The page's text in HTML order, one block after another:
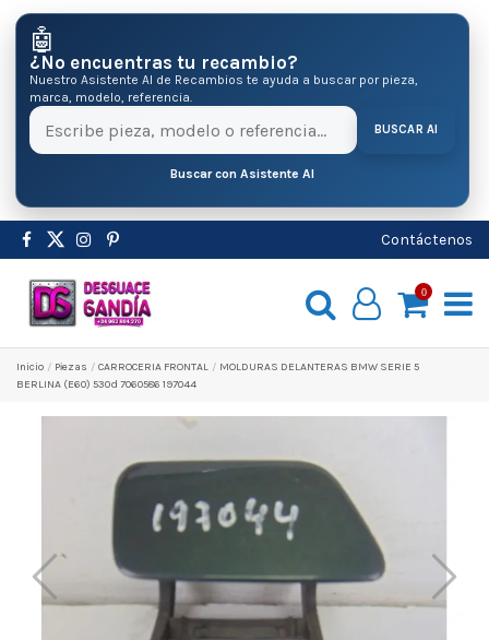
🤖
¿No encuentras tu recambio?
Nuestro Asistente AI de Recambios te ayuda a buscar por pieza,
marca, modelo, referencia.
BUSCAR AI
Buscar con Asistente AI
Contáctenos
0
Inicio Pіezas CARROCERIA FRONTAL
MOLDURAS DELANTERAS BMW SERIE 5
BERLINA (E60) 530d 7060586 197044